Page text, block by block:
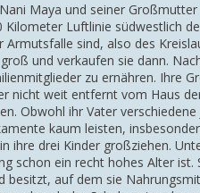
Maya und seiner
Luftlinie südwestlich
sind, also des
und verkaufen sie dann.
zu ernähren. Ihre
nicht weit entfernt vom Haus
Obwohl ihr Vater
kaum leisten,
ihre drei Kinder großziehen.
schon ein recht hohes Alter
auf dem sie